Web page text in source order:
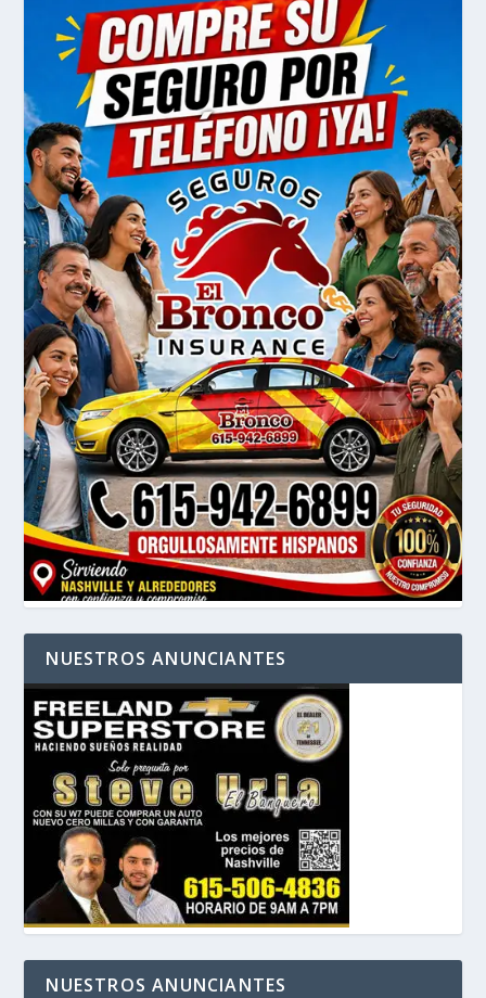
NUESTROS ANUNCIANTES
NUESTROS ANUNCIANTES